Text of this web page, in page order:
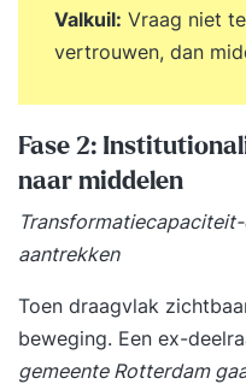
Valkuil: Vraag niet
vertrouwen, dan
Fase 2:
naar middelen
aantrekken
Toen draagvlak
beweging. Een ex-
gemeente Rotterdam